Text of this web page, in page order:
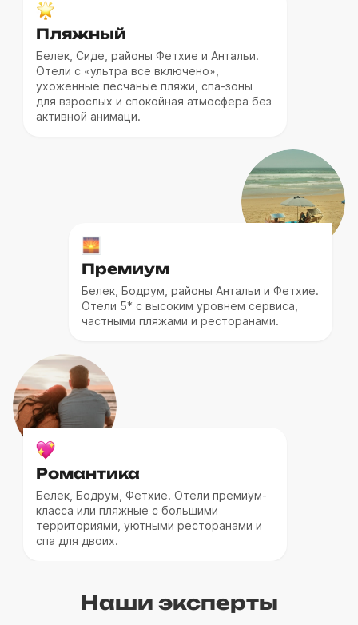
Пляжный
Белек, Сиде, районы Фетхие и Антальи.
Отели с «ультра все включено»,
ухоженные песчаные пляжи, спа-зоны
для взрослых и спокойная атмосфера без
активной анимаци.
Премиум
Белек, Бодрум, районы Антальи и Фетхие.
Отели 5* с высоким уровнем сервиса,
частными пляжами и ресторанами.
Романтика
Белек, Бодрум, Фетхие. Отели премиум-
класса или пляжные с большими
территориями, уютными ресторанами и
спа для двоих.
Наши эксперты